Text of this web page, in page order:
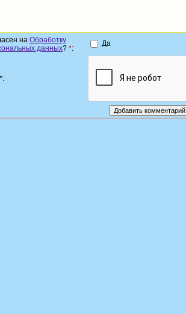
на Обработку
данных? *:
Да